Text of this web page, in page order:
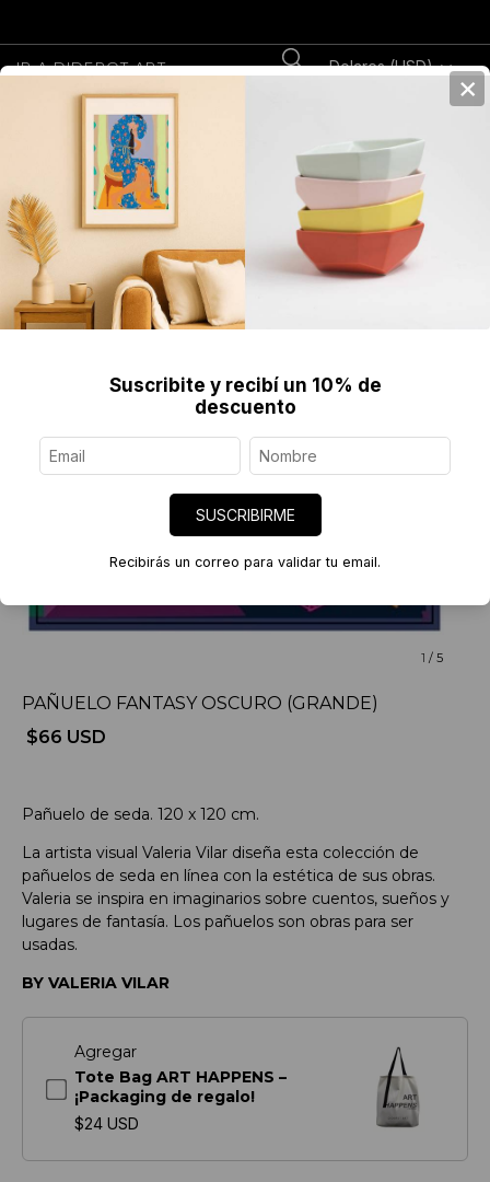
IR A DIDEROT.ART Dolares (USD)
Arte en Accesorios Ver todos
Pañuelo Fantasy
Oscuro (Grande)
1 /5
PAÑUELO FANTASY OSCURO (GRANDE)
$66 USD
Pañuelo de seda. 120 x 120 cm.
La artista visual Valeria Vilar diseña esta colección de
pañuelos de seda en línea con la estética de sus obras.
Valeria se inspira en imaginarios sobre cuentos, sueños y
lugares de fantasía. Los pañuelos son obras para ser
usadas.
BY VALERIA VILAR
Agregar
Tote Bag ART HAPPENS –
¡Packaging de regalo!
$24 USD
×
Suscribite y recibí un 10% de
descuento
SUSCRIBIRME
Recibirás un correo para validar tu email.